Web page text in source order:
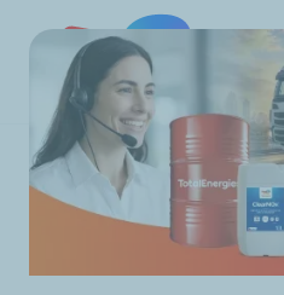
Ruta
de
navegación
Aceites de motor